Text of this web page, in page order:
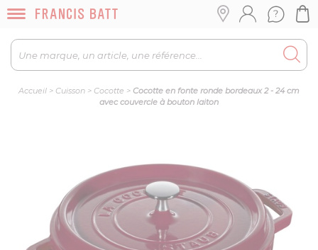
Accueil > Cuisson > Cocotte > Cocotte en fonte ronde bordeaux 2 - 24 cm
avec couvercle à bouton laiton